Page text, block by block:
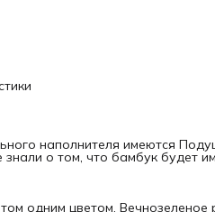
наполнителя имеются
о том, что бамбук будет
одним цветом.